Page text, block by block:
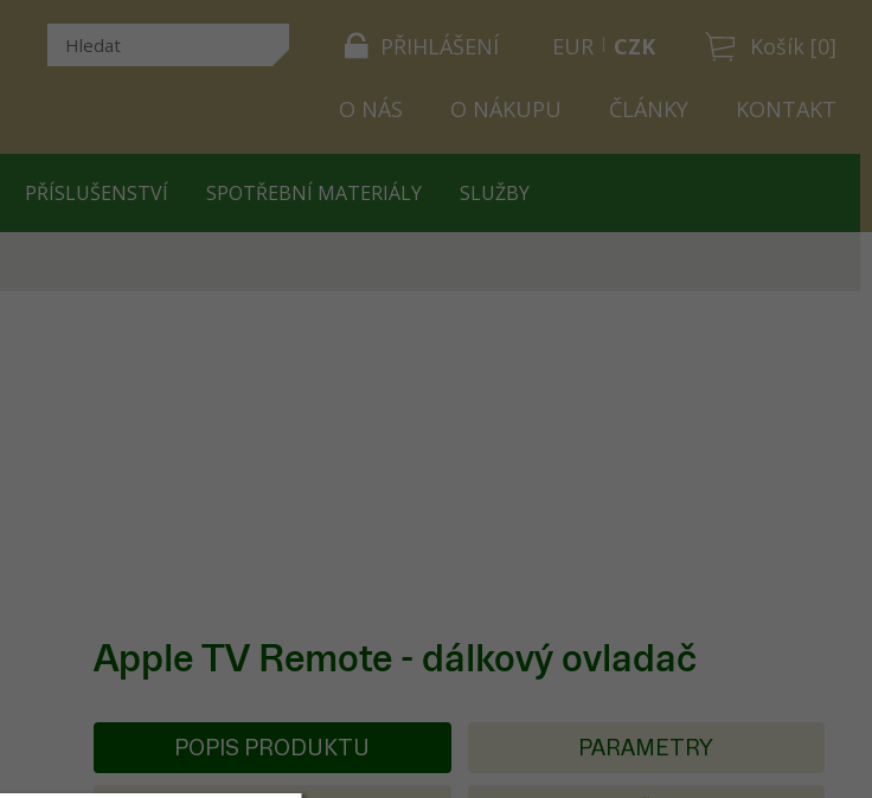
PŘIHLÁŠENÍ Košík [0]
EUR CZK
O NÁS O NÁKUPU ČLÁNKY KONTAKT
PŘÍSLUŠENSTVÍ SPOTŘEBNÍ MATERIÁLY SLUŽBY
Apple TV Remote - dálkový ovladač
POPIS PRODUKTU PARAMETRY